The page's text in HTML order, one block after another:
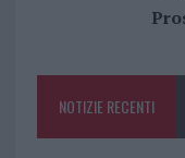
o
k
NOTIZIE RECENTI